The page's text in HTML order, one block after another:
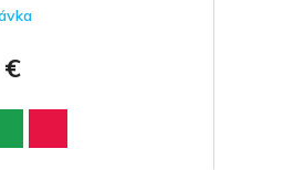
zabudovaného USB-C